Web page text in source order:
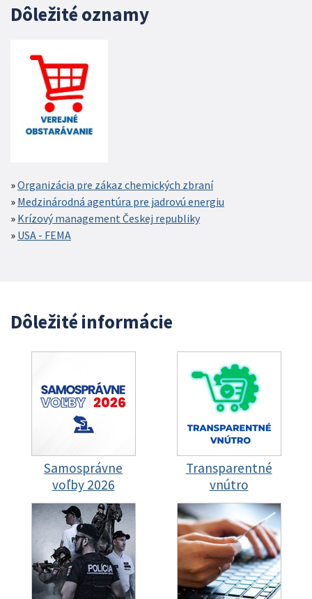
Dôležité oznamy
Organizácia pre zákaz chemických zbraní
Medzinárodná agentúra pre jadrovú energiu
Krízový management Českej republiky
USA - FEMA
Dôležité informácie
Samosprávne
voľby 2026
Transparentné
vnútro